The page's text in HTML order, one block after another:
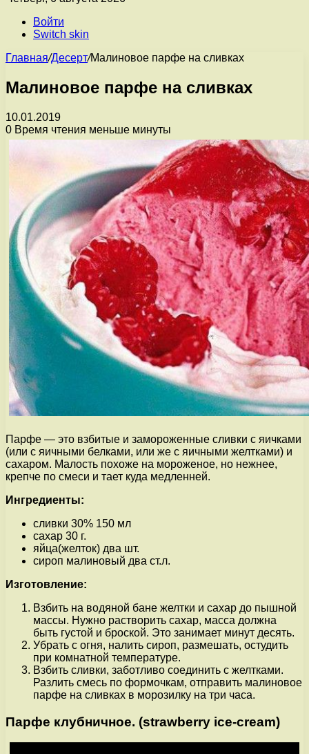
Войти
Switch skin
Главная/Десерт/Малиновое парфе на сливках
Малиновое парфе на сливках
10.01.2019
0 Время чтения меньше минуты
Парфе — это взбитые и замороженные сливки с яичками
(или с яичными белками, или же с яичными желтками) и
сахаром. Малость похоже на мороженое, но нежнее,
крепче по смеси и тает куда медленней.
Ингредиенты:
сливки 30% 150 мл
сахар 30 г.
яйца(желток) два шт.
сироп малиновый два ст.л.
Изготовление:
Взбить на водяной бане желтки и сахар до пышной
массы. Нужно растворить сахар, масса должна
быть густой и броской. Это занимает минут десять.
Убрать с огня, налить сироп, размешать, остудить
при комнатной температуре.
Взбить сливки, заботливо соединить с желтками.
Разлить смесь по формочкам, отправить малиновое
парфе на сливках в морозилку на три часа.
Парфе клубничное. (strawberry ice-cream)